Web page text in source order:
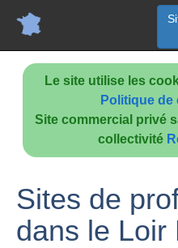
Le site utilise les
Politique
Site commercial privé
collectivité
Sites de
dans le Loir